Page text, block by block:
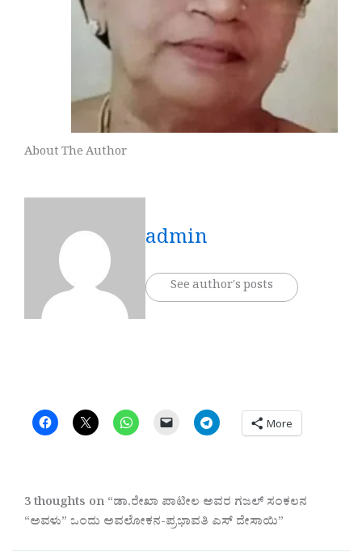
About The Author
admin
See author's posts
More
3 thoughts on “ಡಾ.ರೇಖಾ ಪಾಟೀಲ ಅವರ ಗಜಲ್‌ ಸಂಕಲನ
“ಅವಳು” ಒಂದು ಅವಲೋಕನ-ಪ್ರಭಾವತಿ ಎಸ್ ದೇಸಾಯಿ”